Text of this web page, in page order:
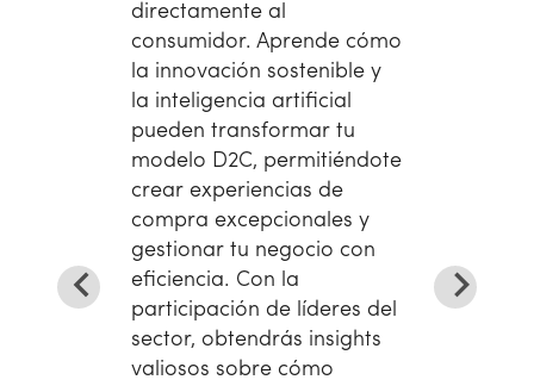
directamente al
consumidor. Aprende cómo
la innovación sostenible y
la inteligencia artificial
pueden transformar tu
modelo D2C, permitiéndote
crear experiencias de
compra excepcionales y
gestionar tu negocio con
eficiencia. Con la
participación de líderes del
sector, obtendrás insights
valiosos sobre cómo